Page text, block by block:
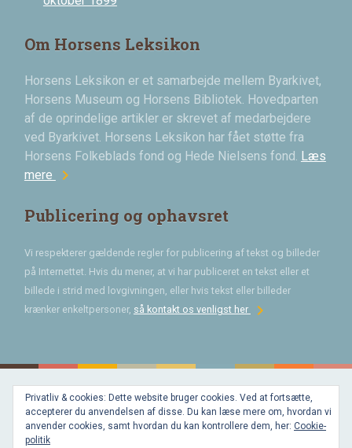
Om Horsens Leksikon
Horsens Leksikon er et samarbejde mellem Byarkivet,
Horsens Museum og Horsens Bibliotek. Hovedparten
af de oprindelige artikler er skrevet af medarbejdere
ved Byarkivet. Horsens Leksikon har fået støtte fra
Horsens Folkeblads fond og Hede Nielsens fond. Læs
mere chevron_right
Publicering og ophavsret
Vi respekterer gældende regler for publicering af tekst og billeder
på Internettet. Hvis du mener, at vi har publiceret en tekst eller et
billede i strid med lovgivningen, eller hvis tekst eller billeder
krænker enkeltpersoner, så kontakt os venligst herchevron_right
Bygget med
WordPressog
favoriteaf
Privatliv & cookies: Dette website bruger cookies. Ved at fortsætte,
accepterer du anvendelsen af disse. Du kan læse mere om, hvordan vi
anvender cookies, samt hvordan du kan kontrollere dem, her: Cookie-
politik